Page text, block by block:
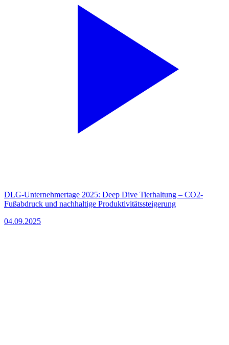
DLG-Unternehmertage 2025: Deep Dive Tierhaltung – CO2-
Fußabdruck und nachhaltige Produktivitätssteigerung
04.09.2025